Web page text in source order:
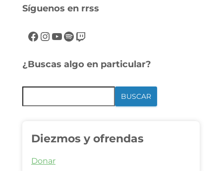
Síguenos en rrss
¿Buscas algo en particular?
BUSCAR
Diezmos y ofrendas
Donar